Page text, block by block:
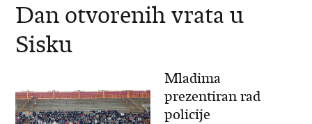
Dan otvorenih vrata u
Sisku
Mladima
prezentiran rad
policije